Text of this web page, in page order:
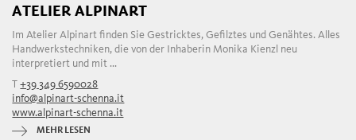
ATELIER ALPINART
Im Atelier Alpinart finden Sie Gestricktes, Gefilztes und Genähtes. Alles
Handwerkstechniken, die von der Inhaberin Monika Kienzl neu
interpretiert und mit ...
T+39 349 6590028
info@alpinart-schenna.it
www.alpinart-schenna.it
MEHR LESEN